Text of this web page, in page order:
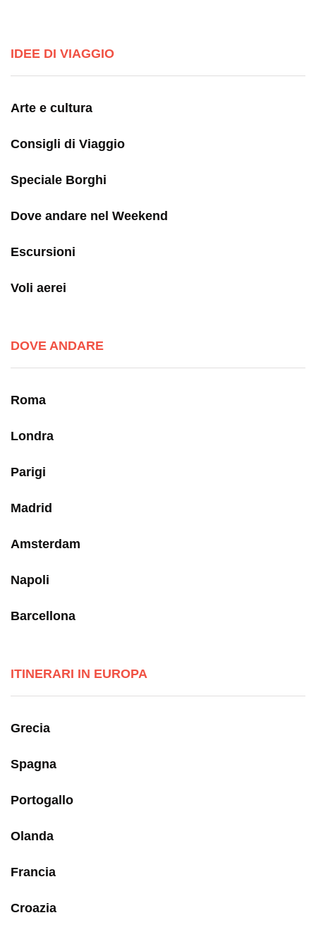
IDEE DI VIAGGIO
Arte e cultura
Consigli di Viaggio
Speciale Borghi
Dove andare nel Weekend
Escursioni
Voli aerei
DOVE ANDARE
Roma
Londra
Parigi
Madrid
Amsterdam
Napoli
Barcellona
ITINERARI IN EUROPA
Grecia
Spagna
Portogallo
Olanda
Francia
Croazia